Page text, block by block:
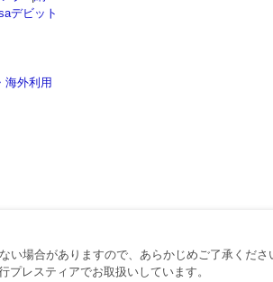
デビット
海外利用
場合がありますので、あらかじめご了承くださ
レスティアでお取扱いしています。